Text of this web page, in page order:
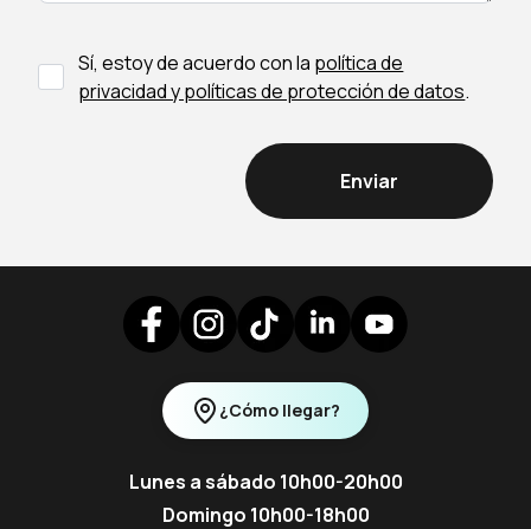
Sí, estoy de acuerdo con la política de
privacidad y políticas de protección de datos.
Enviar
¿Cómo llegar?
Lunes a sábado 10h00-20h00
Domingo 10h00-18h00